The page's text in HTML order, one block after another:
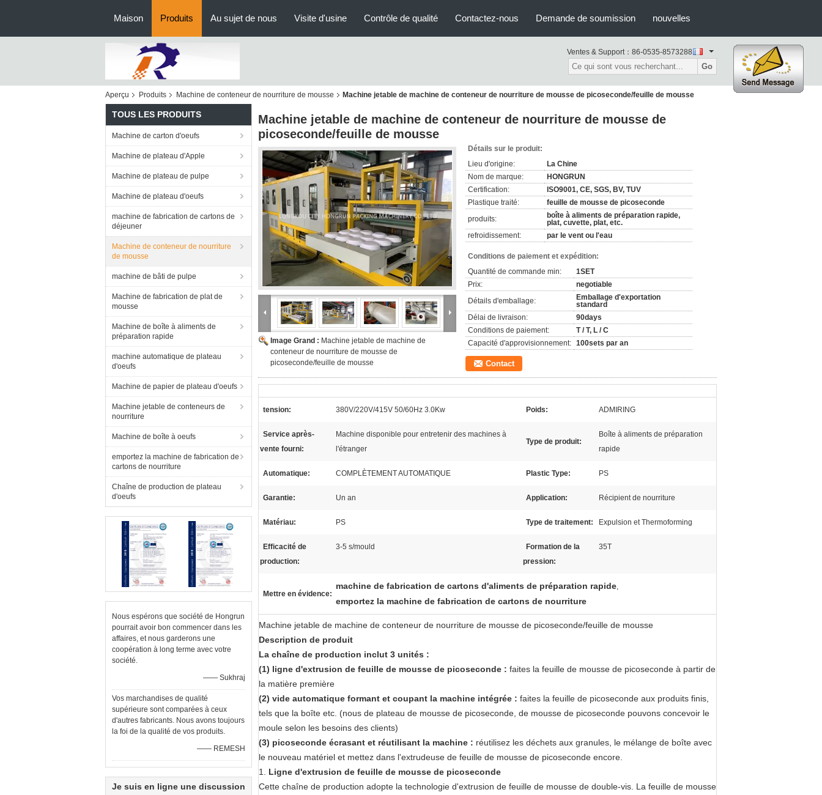
Maison Produits Au sujet de nous Visite d'usine Contrôle de qualité Contactez-nous Demande de soumission nouvelles
Ventes & Support： 86-0535-8573288
Go
Aperçu Produits Machine de conteneur de nourriture de mousse Machine jetable de machine de conteneur de nourriture de mousse de picoseconde/feuille de mousse
TOUS LES PRODUITS
Machine de carton d'oeufs
Machine de plateau d'Apple
Machine de plateau de pulpe
Machine de plateau d'oeufs
machine de fabrication de cartons de
déjeuner
Machine de conteneur de nourriture
de mousse
machine de bâti de pulpe
Machine de fabrication de plat de
mousse
Machine de boîte à aliments de
préparation rapide
machine automatique de plateau
d'oeufs
Machine de papier de plateau d'oeufs
Machine jetable de conteneurs de
nourriture
Machine de boîte à oeufs
emportez la machine de fabrication de
cartons de nourriture
Chaîne de production de plateau
d'oeufs
Nous espérons que société de Hongrun
pourrait avoir bon commencer dans les
affaires, et nous garderons une
coopération à long terme avec votre
société.
—— Sukhraj
Vos marchandises de qualité
supérieure sont comparées à ceux
d'autres fabricants. Nous avons toujours
la foi de la qualité de vos produits.
—— REMESH
Je suis en ligne une discussion
Machine jetable de machine de conteneur de nourriture de mousse de
picoseconde/feuille de mousse
Image Grand : Machine jetable de machine de
conteneur de nourriture de mousse de
picoseconde/feuille de mousse
Détails sur le produit:
Lieu d'origine:
La Chine
Nom de marque:
HONGRUN
Certification:
ISO9001, CE, SGS, BV, TUV
Plastique traité:
feuille de mousse de picoseconde
produits:
boîte à aliments de préparation rapide,
plat, cuvette, plat, etc.
refroidissement:
par le vent ou l'eau
Conditions de paiement et expédition:
Quantité de commande min:
1SET
Prix:
negotiable
Détails d'emballage:
Emballage d'exportation
standard
Délai de livraison:
90days
Conditions de paiement:
T / T, L / C
Capacité d'approvisionnement: 100sets par an
Contact
tension: 380V/220V/415V 50/60Hz 3.0Kw Poids: ADMIRING
Service après-
vente fourni:
Machine disponible pour entretenir des machines à
l'étranger
Type de produit:
Boîte à aliments de préparation
rapide
Automatique: COMPLÈTEMENT AUTOMATIQUE Plastic Type: PS
Garantie: Un an Application: Récipient de nourriture
Matériau: PS Type de traitement: Expulsion et Thermoforming
Efficacité de
production:
3-5 s/mould
Formation de la
pression:
35T
Mettre en évidence:
machine de fabrication de cartons d'aliments de préparation rapide,
emportez la machine de fabrication de cartons de nourriture
Machine jetable de machine de conteneur de nourriture de mousse de picoseconde/feuille de mousse
Description de produit
La chaîne de production inclut 3 unités :
(1) ligne d'extrusion de feuille de mousse de picoseconde : faites la feuille de mousse de picoseconde à partir de
la matière première
(2) vide automatique formant et coupant la machine intégrée : faites la feuille de picoseconde aux produits finis,
tels que la boîte etc. (nous de plateau de mousse de picoseconde, de mousse de picoseconde pouvons concevoir le
moule selon les besoins des clients)
(3) picoseconde écrasant et réutilisant la machine : réutilisez les déchets aux granules, le mélange de boîte avec
le nouveau matériel et mettez dans l'extrudeuse de feuille de mousse de picoseconde encore.
1. Ligne d'extrusion de feuille de mousse de picoseconde
Cette chaîne de production adopte la technologie d'extrusion de feuille de mousse de double-vis. La feuille de mousse